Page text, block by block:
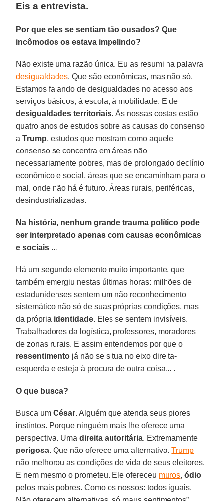
Eis a entrevista.
Por que eles se sentiam tão ousados? Que
incômodos os estava impelindo?
Não existe uma razão única. Eu as resumi na palavra
desigualdades. Que são econômicas, mas não só.
Estamos falando de desigualdades no acesso aos
serviços básicos, à escola, à mobilidade. E de
desigualdades territoriais. Às nossas costas estão
quatro anos de estudos sobre as causas do consenso
aTrump, estudos que mostram como aquele
consenso se concentra em áreas não
necessariamente pobres, mas de prolongado declínio
econômico e social, áreas que se encaminham para o
mal, onde não há é futuro. Áreas rurais, periféricas,
desindustrializadas.
Na história, nenhum grande trauma político pode
ser interpretado apenas com causas econômicas
e sociais ...
Há um segundo elemento muito importante, que
também emergiu nestas últimas horas: milhões de
estadunidenses sentem um não reconhecimento
sistemático não só de suas próprias condições, mas
da própria identidade. Eles se sentem invisíveis.
Trabalhadores da logística, professores, moradores
de zonas rurais. E assim entendemos por que o
ressentimento já não se situa no eixo direita-
esquerda e esteja à procura de outra coisa... .
O que busca?
Busca umCésar. Alguém que atenda seus piores
instintos. Porque ninguém mais lhe oferece uma
perspectiva. Umadireita autoritária. Extremamente
perigosa. Que não oferece uma alternativa.Trump
não melhorou as condições de vida de seus eleitores.
E nem mesmo o prometeu. Ele ofereceu muros,ódio
pelos mais pobres. Como os nossos: todos iguais.